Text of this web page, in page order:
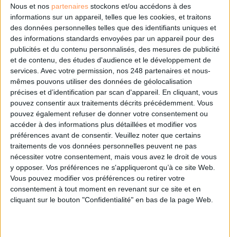
Nous et nos partenaires stockons et/ou accédons à des
informations sur un appareil, telles que les cookies, et traitons
des données personnelles telles que des identifiants uniques et
des informations standards envoyées par un appareil pour des
publicités et du contenu personnalisés, des mesures de publicité
et de contenu, des études d'audience et le développement de
services. Avec votre permission, nos 248 partenaires et nous-
mêmes pouvons utiliser des données de géolocalisation
précises et d’identification par scan d'appareil. En cliquant, vous
pouvez consentir aux traitements décrits précédemment. Vous
pouvez également refuser de donner votre consentement ou
accéder à des informations plus détaillées et modifier vos
préférences avant de consentir. Veuillez noter que certains
traitements de vos données personnelles peuvent ne pas
nécessiter votre consentement, mais vous avez le droit de vous
y opposer. Vos préférences ne s'appliqueront qu’à ce site Web.
Vous pouvez modifier vos préférences ou retirer votre
consentement à tout moment en revenant sur ce site et en
cliquant sur le bouton "Confidentialité" en bas de la page Web.
0 Commentaire
Digital Workplace
Visioconférence
Outils Collaboratifs
Connectez-vousouinscrivez-vouspour publier un commentaire
À LIRE SUR ARCHIMAG
Vers une suite collaborative sécurisée pour la
filière de défense européenne